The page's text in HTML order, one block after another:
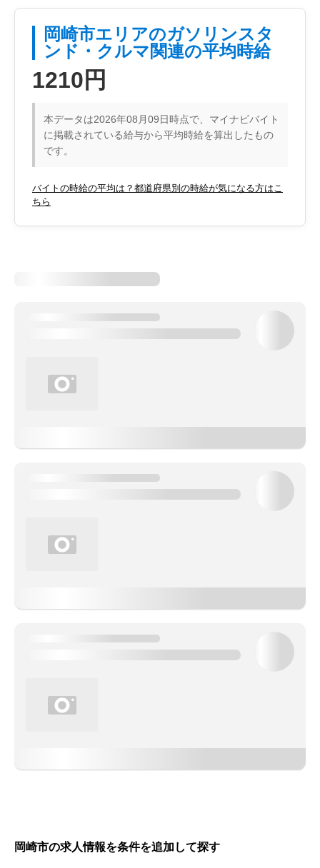
岡崎市エリアのガソリンスタ
ンド・クルマ関連の平均時給
1210円
本データは2026年08月09日時点で、マイナビバイト
に掲載されている給与から平均時給を算出したもの
です。
バイトの時給の平均は？都道府県別の時給が気になる方はこ
ちら
岡崎市の求人情報を条件を追加して探す